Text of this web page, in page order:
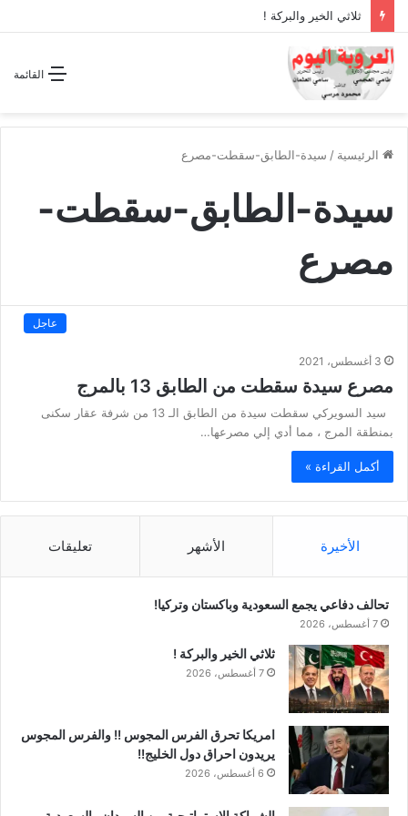
ثلاثي الخير والبركة !
القائمة
الرئيسية / سيدة-الطابق-سقطت-مصرع
سيدة-الطابق-سقطت-
مصرع
عاجل
3 أغسطس، 2021
مصرع سيدة سقطت من الطابق 13 بالمرج
سيد السويركي سقطت سيدة من الطابق الـ 13 من شرفة عقار سكنى
بمنطقة المرج ، مما أدي إلي مصرعها…
أكمل القراءة »
الأخيرة الأشهر تعليقات
تحالف دفاعي يجمع السعودية وباكستان وتركيا!
7 أغسطس، 2026
ثلاثي الخير والبركة !
7 أغسطس، 2026
امريكا تحرق الفرس المجوس !! والفرس المجوس
يريدون احراق دول الخليج!!
6 أغسطس، 2026